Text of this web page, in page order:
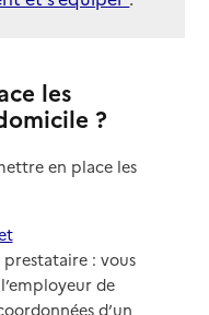
les
?
en place les
prestataire : vous
de
d’un